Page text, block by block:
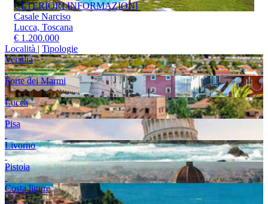
ULTERIORI INFORMAZIONI
Casale Narciso
Lucca, Toscana
€ 1.200.000
Località | Tipologie
Versilia
Forte dei Marmi
Lucca
Pisa
Livorno
Pistoia
Costa ligure